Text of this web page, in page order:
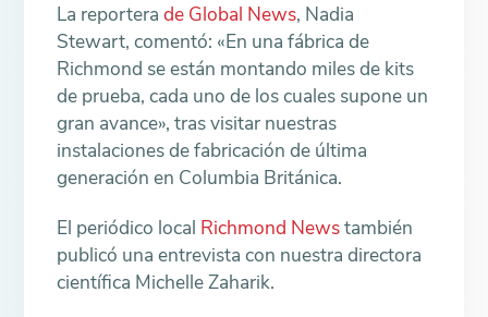
La reporterade Global News, Nadia
Stewart, comentó: «En una fábrica de
Richmond se están montando miles de kits
de prueba, cada uno de los cuales supone un
gran avance», tras visitar nuestras
instalaciones de fabricación de última
generación en Columbia Británica.
El periódico local Richmond Newstambién
publicó una entrevista con nuestra directora
científica Michelle Zaharik.